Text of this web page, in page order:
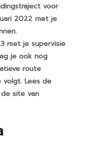
voor
2022 met je
met je supervisie
je ook nog
route
volgt. Lees de
site van